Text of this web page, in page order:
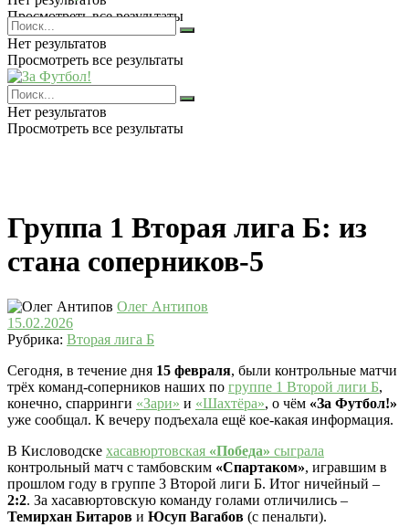
Просмотреть все результаты
Нет результатов
Просмотреть все результаты
Нет результатов
Просмотреть все результаты
Группа 1 Вторая лига Б: из
стана соперников-5
Олег Антипов
15.02.2026
Рубрика: Вторая лига Б
Сегодня, в течение дня 15 февраля, были контрольные матчи
трёх команд-соперников наших по группе 1 Второй лиги Б,
конечно, спарринги «Зари» и «Шахтёра», о чём «За Футбол!»
уже сообщал. К вечеру подъехала ещё кое-какая информация.
В Кисловодске хасавюртовская «Победа» сыграла
контрольный матч с тамбовским «Спартаком», игравшим в
прошлом году в группе 3 Второй лиги Б. Итог ничейный –
2:2. За хасавюртовскую команду голами отличились –
Темирхан Битаров и Юсуп Вагабов (с пенальти).